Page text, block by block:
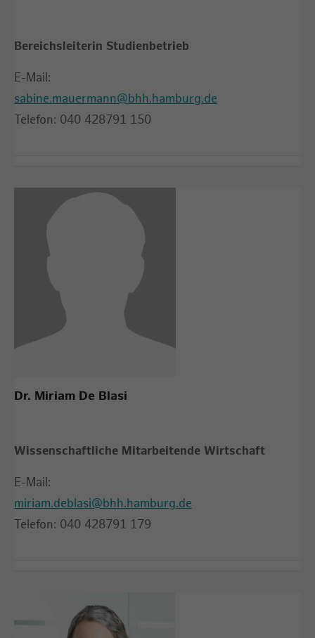
Bereichsleiterin Studienbetrieb
E-Mail:
sabine.mauermann@bhh.hamburg.de
Telefon: 040 428791 150
Dr. Miriam De Blasi
Wissenschaftliche Mitarbeitende Wirtschaft
E-Mail:
miriam.deblasi@bhh.hamburg.de
Telefon: 040 428791 179